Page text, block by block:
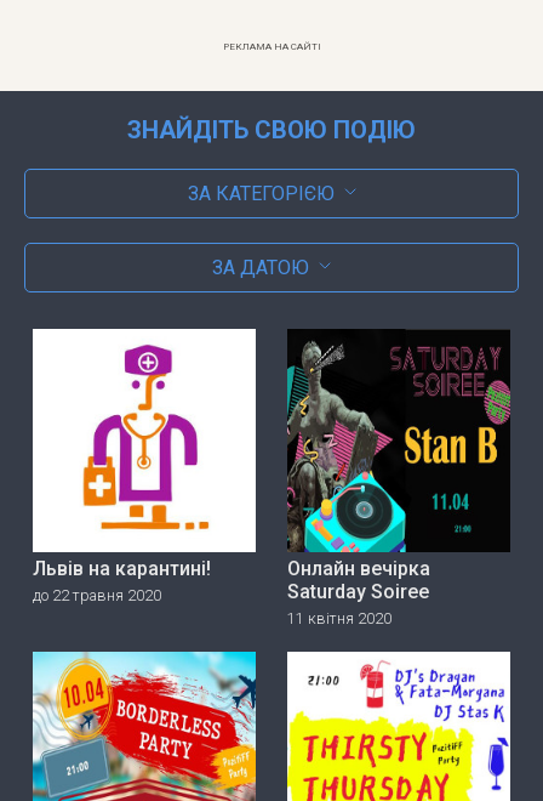
РЕКЛАМА НА САЙТІ
ЗНАЙДІТЬ СВОЮ ПОДІЮ
ЗА КАТЕГОРІЄЮ
ЗА ДАТОЮ
Львів на карантині!
до 22 травня 2020
Онлайн вечірка
Saturday Soiree
11 квітня 2020